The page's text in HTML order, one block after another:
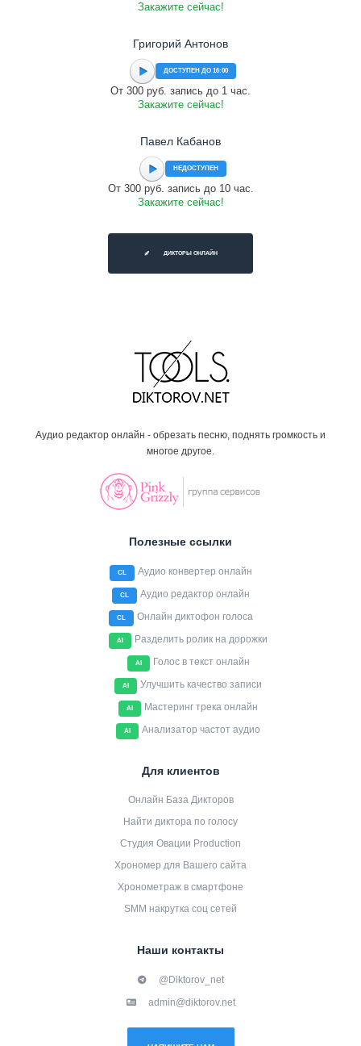
Закажите сейчас!
Григорий Антонов
ДОСТУПЕН ДО 16:00
От 300 руб. запись до 1 час.
Закажите сейчас!
Павел Кабанов
НЕДОСТУПЕН
От 300 руб. запись до 10 час.
Закажите сейчас!
ДИКТОРЫ ОНЛАЙН
Аудио редактор онлайн - обрезать песню, поднять громкость и
многое другое.
Полезные ссылки
CL Аудио конвертер онлайн
CL Аудио редактор онлайн
CL Онлайн диктофон голоса
AI Разделить ролик на дорожки
AI Голос в текст онлайн
AI Улучшить качество записи
AI Мастеринг трека онлайн
AI Анализатор частот аудио
Для клиентов
Онлайн База Дикторов
Найти диктора по голосу
Студия Овации Production
Хрономер для Вашего сайта
Хронометраж в смартфоне
SMM накрутка соц сетей
Наши контакты
@Diktorov_net
admin@diktorov.net